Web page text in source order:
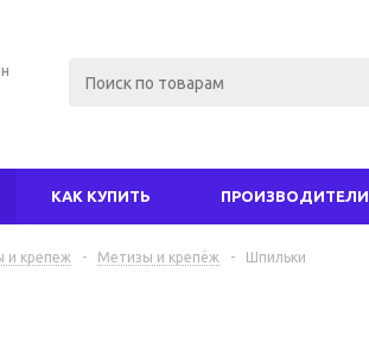
КАК КУПИТЬ ПРОИЗВОДИТЕЛИ
и крепеж - Метизы и крепёж - Шпильки